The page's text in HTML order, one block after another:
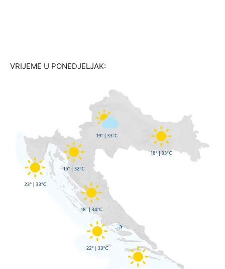
VRIJEME U PONEDJELJAK: